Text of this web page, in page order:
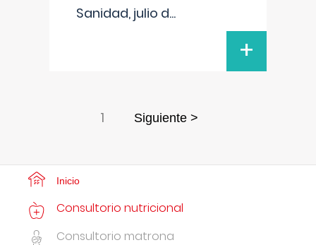
Sanidad, julio d...
+
1 Siguiente >
Inicio
Consultorio nutricional
Consultorio matrona